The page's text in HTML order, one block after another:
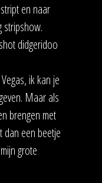
en naar
stripshow.
didgeridoo
ik kan je
Maar als
brengen met
dan een beetje
grote